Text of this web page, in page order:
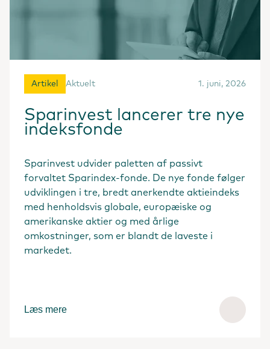
Artikel Aktuelt 1. juni, 2026
Sparinvest lancerer tre nye
indeksfonde
Sparinvest udvider paletten af passivt
forvaltet Sparindex-fonde. De nye fonde følger
udviklingen i tre, bredt anerkendte aktieindeks
med henholdsvis globale, europæiske og
amerikanske aktier og med årlige
omkostninger, som er blandt de laveste i
markedet.
Læs mere